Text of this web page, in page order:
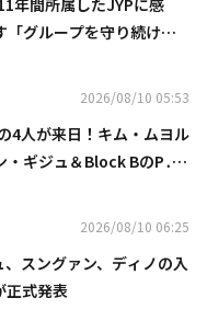
グループを守り続け
2026/08/10 05:53
4人が来日！キム・ムヨル
・ギジュ＆Block BのP․
2026/08/10 06:25
、スングァン、ディノの入
式発表